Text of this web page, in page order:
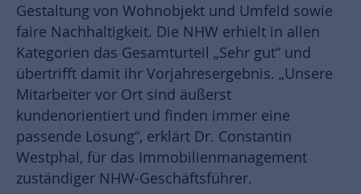
Gestaltung von Wohnobjekt und Umfeld sowie
faire Nachhaltigkeit. Die NHW erhielt in allen
Kategorien das Gesamturteil „Sehr gut“ und
übertrifft damit ihr Vorjahresergebnis. „Unsere
Mitarbeiter vor Ort sind äußerst
kundenorientiert und finden immer eine
passende Lösung“, erklärt Dr. Constantin
Westphal, für das Immobilienmanagement
zuständiger NHW-Geschäftsführer.